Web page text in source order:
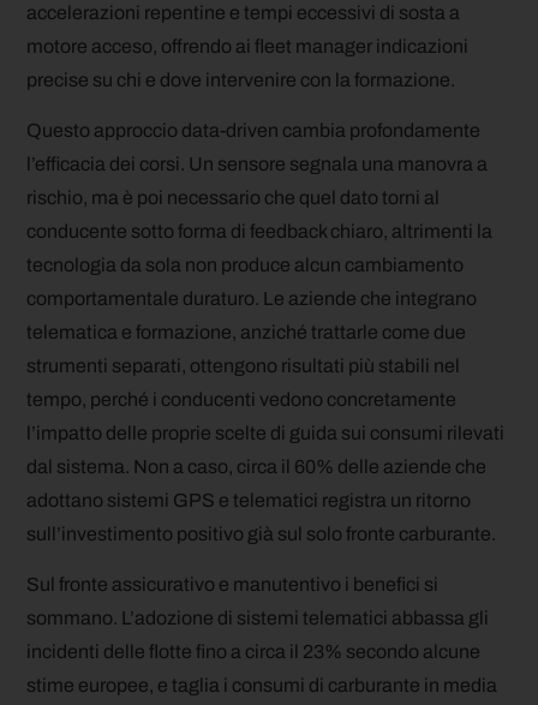
accelerazioni repentine e tempi eccessivi di sosta a
motore acceso, offrendo ai fleet manager indicazioni
precise su chi e dove intervenire con la formazione.
Questo approccio data-driven cambia profondamente
l’efficacia dei corsi. Un sensore segnala una manovra a
rischio, ma è poi necessario che quel dato torni al
conducente sotto forma di feedback chiaro, altrimenti la
tecnologia da sola non produce alcun cambiamento
comportamentale duraturo. Le aziende che integrano
telematica e formazione, anziché trattarle come due
strumenti separati, ottengono risultati più stabili nel
tempo, perché i conducenti vedono concretamente
l’impatto delle proprie scelte di guida sui consumi rilevati
dal sistema. Non a caso, circa il 60% delle aziende che
adottano sistemi GPS e telematici registra un ritorno
sull’investimento positivo già sul solo fronte carburante.
Sul fronte assicurativo e manutentivo i benefici si
sommano. L’adozione di sistemi telematici abbassa gli
incidenti delle flotte fino a circa il 23% secondo alcune
stime europee, e taglia i consumi di carburante in media